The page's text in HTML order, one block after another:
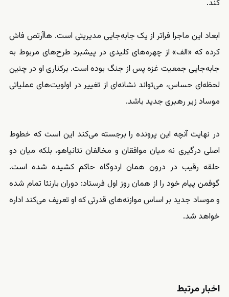
کند.
ابعاد این ماجرا فراتر از یک جابه‌جایی مدیریتی است. هاآرتص فاش
کرده که «الف» از چهره‌های کلیدی در پیشبرد طرح‌های مربوط به
جابه‌جایی جمعیت غزه پس از جنگ بوده است. برکناری او در چنین
لحظه‌ای حساس، می‌تواند نشانه‌ای از تغییر در اولویت‌های عملیاتی
موساد زیر رهبری جدید باشد.
در نهایت آنچه این پرونده را برجسته می‌کند این است که خطوط
اصلی درگیری نه میان موافقان و مخالفان نتانیاهو، بلکه میان دو
حلقه رقیب در درون همان اردوگاه حاکم کشیده شده است.
گوفمن پیام خود را از همان روز اول فرستاد: دوران بارنئا تمام شده
و موساد جدید بر اساس موازنه‌های قدرتی که او تعریف می‌کند اداره
خواهد شد.
اخبار مرتبط